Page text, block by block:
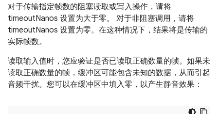
对于传输指定帧数的阻塞读取或写入操作，请将
timeoutNanos 设置为大于零。 对于非阻塞调用，请将
timeoutNanos 设置为零。在这种情况下，结果将是传输的
实际帧数。
读取输入值时，您应验证是否已读取正确数量的帧。如果未
读取正确数量的帧，缓冲区可能包含未知的数据，从而引起
音频干扰。您可以在缓冲区中填入零，以产生静音效果：